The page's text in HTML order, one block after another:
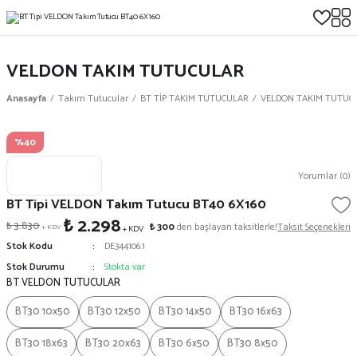
VELDON TAKIM TUTUCULAR
Anasayfa Takım Tutucular BT TİP TAKIM TUTUCULAR VELDON TAKIM
%40
Yorumlar (0)
BT Tipi VELDON Takım Tutucu BT40 6X160
₺ 3.830+ KDV ₺ 2.298+ KDV ₺ 300den başlayan taksitlerle!Taksit Seçenekleri
Stok Kodu
DE344106.1
Stok Durumu
Stokta var
BT VELDON TUTUCULAR
BT30 10x50
BT30 12x50 BT30 14x50
BT30 16x63
BT30 18x63
BT30 20x63 BT30 6x50
BT30 8x50